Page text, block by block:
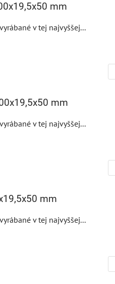
mm
v tej najvyššej...
mm
v tej najvyššej...
mm
v tej najvyššej...